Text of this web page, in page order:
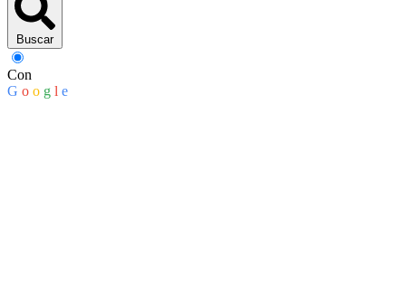
Buscar
Con
G o o g l e